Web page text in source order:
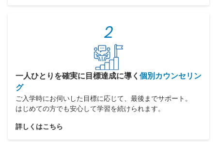
2
一人ひとりを確実に目標達成に導く 個別カウンセリン
グ
ご入学時にお伺いした目標に応じて、最後までサポート。
はじめての方でも安心して学習を続けられます。
詳しくはこちら